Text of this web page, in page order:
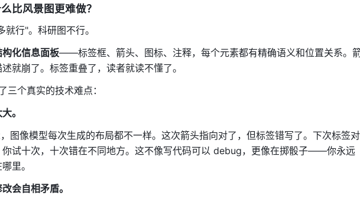
比风景图更难做？
行"。科研图不行。
构化信息面板——标签框、箭头、图标、注释，每个元素都有精确语义和位置关系。
就崩了。标签重叠了，读者就读不懂了。
三个真实的技术难点：
。
图像模型每次生成的布局都不一样。这次箭头指向对了，但标签错写了。下次标签对
你试十次，十次错在不同地方。这不像写代码可以 debug，更像在掷骰子——你永远
里。
会自相矛盾。